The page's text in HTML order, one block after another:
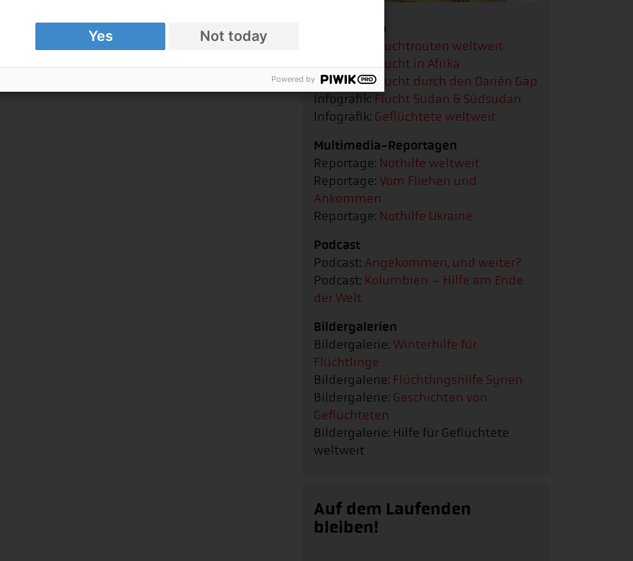
Infografiken
Fluchtrouten weltweit
Infografik:Flucht in Afrika
Infografik:Flucht durch den Darién Gap
Infografik: Flucht Sudan & Südsudan
Infografik: Geflüchtete weltweit
Multimedia-Reportagen
Reportage: Nothilfe weltweit
Reportage: Vom Fliehen und
Ankommen
Reportage: Nothilfe Ukraine
Podcast
Podcast: Angekommen, und weiter?
Podcast: Kolumbien – Hilfe am Ende
der Welt
Bildergalerien
Bildergalerie: Winterhilfe für
Flüchtlinge
Bildergalerie: Flüchtlingshilfe Syrien
Bildergalerie: Geschichten von
Geflüchteten
Bildergalerie: Hilfe für Geflüchtete
weltweit
Auf dem Laufenden
bleiben!
Yes Not today
Powered by